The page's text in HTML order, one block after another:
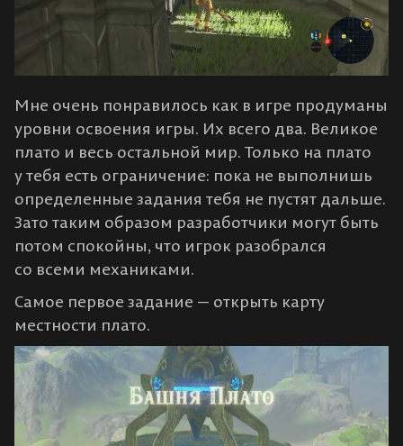
Мне очень понравилось как в игре продуманы
уровни освоения игры. Их всего два. Великое
плато и весь остальной мир. Только на плато
у тебя есть ограничение: пока не выполнишь
определенные задания тебя не пустят дальше.
Зато таким образом разработчики могут быть
потом спокойны, что игрок разобрался
со всеми механиками.
Самое первое задание — открыть карту
местности плато.